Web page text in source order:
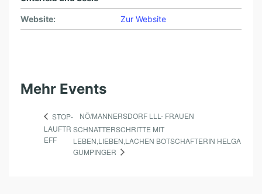
Website: Zur Website
Mehr Events
STOP-
LAUFTR
EFF
NÖ/MANNERSDORF LLL- FRAUEN
SCHNATTERSCHRITTE MIT
LEBEN,LIEBEN,LACHEN BOTSCHAFTERIN HELGA
GUMPINGER